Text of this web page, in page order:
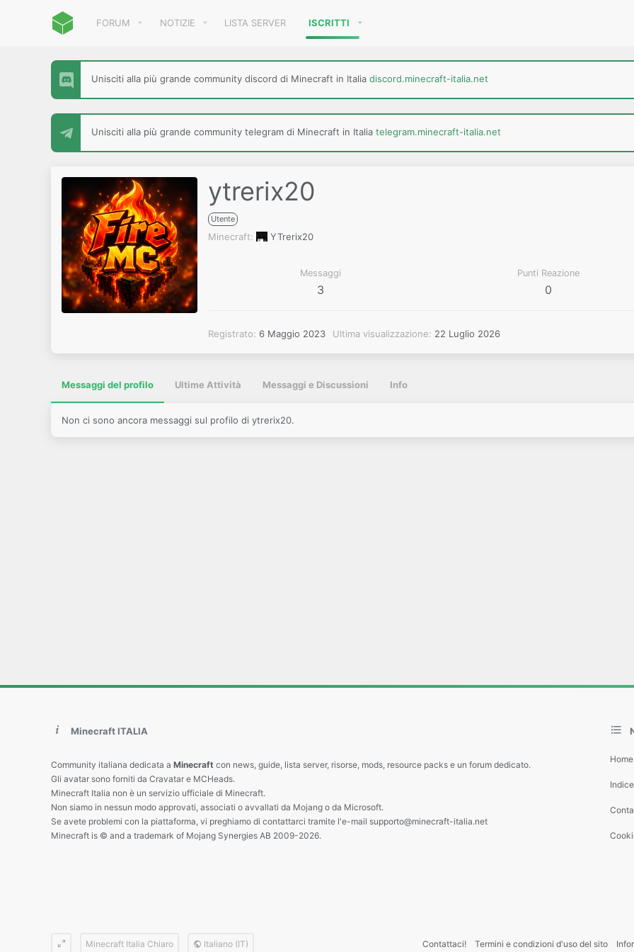
FORUM NOTIZIE LISTA SERVER ISCRITTI
Unisciti alla più grande community discord di Minecraft in Italia discord.minecraft-italia.net
Unisciti alla più grande community telegram di Minecraft in Italia telegram.minecraft-italia.net
ytrerix20
Utente
Minecraft YTrerix20
Messaggi
3
Punti Reazione
0
Registrato 6 Maggio 2023 Ultima visualizzazione 22 Luglio 2026
Messaggi del profilo Ultime Attività Messaggi e Discussioni Info
Non ci sono ancora messaggi sul profilo di ytrerix20.
Minecraft ITALIA
Community italiana dedicata a Minecraft con news, guide, lista server, risorse, mods, resource packs e un forum dedicato.
Gli avatar sono forniti da Cravatar e MCHeads.
Minecraft Italia non è un servizio ufficiale di Minecraft.
Non siamo in nessun modo approvati, associati o avvallati da Mojang o da Microsoft.
Se avete problemi con la piattaforma, vi preghiamo di contattarci tramite l'e-mail supporto@minecraft-italia.net
Minecraft is © and a trademark of Mojang Synergies AB 2009-2026.
Home
Minecraft Italia Chiaro Italiano (IT) Contattaci! Termini e condizioni d'uso del sito